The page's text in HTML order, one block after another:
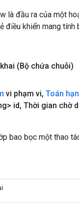
là đầu ra của một
khiển mang
(Bộ chứa chuỗi)
vi phạm vi, Toán
id, Thời gian chờ
bao bọc một thao